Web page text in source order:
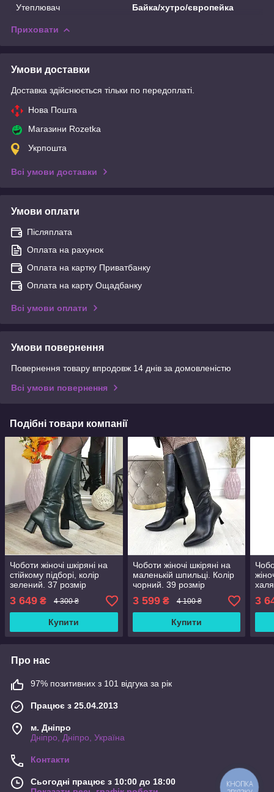
Утеплювач
Байка/хутро/європейка
Приховати
Умови доставки
Доставка здійснюється тільки по передоплаті.
Нова Пошта
Магазини Rozetka
Укрпошта
Всі умови доставки
Умови оплати
Післяплата
Оплата на рахунок
Оплата на картку Приватбанку
Оплата на карту Ощадбанку
Всі умови оплати
Умови повернення
Повернення товару впродовж 14 днів за домовленістю
Всі умови повернення
Подібні товари компанії
Чоботи жіночі шкіряні на
стійкому підборі, колір
зелений. 37 розмір
3 649 ₴ 4 300 ₴
Купити
Чоботи жіночі шкіряні на
маленькій шпильці. Колір
чорний. 39 розмір
3 599₴ 4 100 ₴
Купити
3
Про нас
97% позитивних з 101 відгука за рік
Працює з 25.04.2013
м. Дніпро
Дніпро, Дніпро, Україна
Контакти
Сьогодні працює з 10:00 до 18:00
КНОПКА